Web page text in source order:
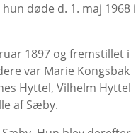
døde d. 1. maj 1968 i
1897 og fremstillet i
var Marie Kongsbak
Hyttel, Vilhelm Hyttel
af Sæby.